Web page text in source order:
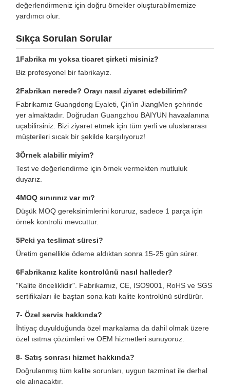
değerlendirmeniz için doğru örnekler oluşturabilmemize
yardımcı olur.
Sıkça Sorulan Sorular
1Fabrika mı yoksa ticaret şirketi misiniz?
Biz profesyonel bir fabrikayız.
2Fabrikan nerede? Orayı nasıl ziyaret edebilirim?
Fabrikamız Guangdong Eyaleti, Çin'in JiangMen şehrinde
yer almaktadır. Doğrudan Guangzhou BAIYUN havaalanına
uçabilirsiniz. Bizi ziyaret etmek için tüm yerli ve uluslararası
müşterileri sıcak bir şekilde karşılıyoruz!
3Örnek alabilir miyim?
Test ve değerlendirme için örnek vermekten mutluluk
duyarız.
4MOQ sınırınız var mı?
Düşük MOQ gereksinimlerini koruruz, sadece 1 parça için
örnek kontrolü mevcuttur.
5Peki ya teslimat süresi?
Üretim genellikle ödeme aldıktan sonra 15-25 gün sürer.
6Fabrikanız kalite kontrolünü nasıl halleder?
"Kalite önceliklidir". Fabrikamız, CE, ISO9001, RoHS ve SGS
sertifikaları ile baştan sona katı kalite kontrolünü sürdürür.
7- Özel servis hakkında?
İhtiyaç duyulduğunda özel markalama da dahil olmak üzere
özel ısıtma çözümleri ve OEM hizmetleri sunuyoruz.
8- Satış sonrası hizmet hakkında?
Doğrulanmış tüm kalite sorunları, uygun tazminat ile derhal
ele alınacaktır.